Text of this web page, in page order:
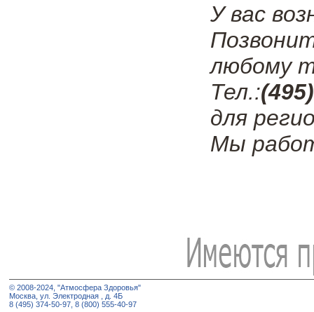
У вас
любому
Тел.:
для
Мы
© 2008-2024, "Атмосфера Здоровья"
Москва, ул. Электродная , д. 4Б
8 (495) 374-50-97, 8 (800) 555-40-97